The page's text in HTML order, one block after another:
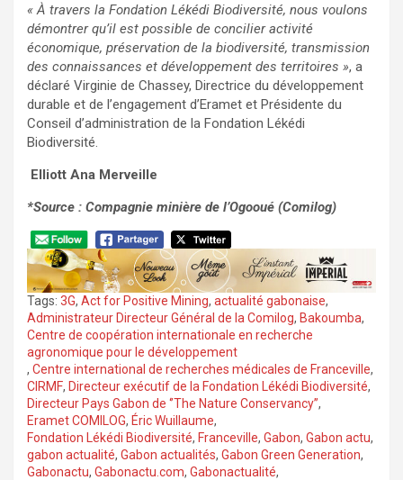
« À travers la Fondation Lékédi Biodiversité, nous voulons
démontrer qu’il est possible de concilier activité
économique, préservation de la biodiversité, transmission
des connaissances et développement des territoires », a
déclaré Virginie de Chassey, Directrice du développement
durable et de l’engagement d’Eramet et Présidente du
Conseil d’administration de la Fondation Lékédi
Biodiversité.
Elliott Ana Merveille
*Source : Compagnie minière de l’Ogooué (Comilog)
Tags: 3G, Act for Positive Mining, actualité gabonaise,
Administrateur Directeur Général de la Comilog, Bakoumba,
Centre de coopération internationale en recherche
agronomique pour le développement
, Centre international de recherches médicales de Franceville,
CIRMF, Directeur exécutif de la Fondation Lékédi Biodiversité,
Directeur Pays Gabon de ‘’The Nature Conservancy’’,
Eramet COMILOG, Éric Wuillaume,
Fondation Lékédi Biodiversité, Franceville, Gabon, Gabon actu,
gabon actualité, Gabon actualités, Gabon Green Generation,
Gabonactu, Gabonactu.com, Gabonactualité,